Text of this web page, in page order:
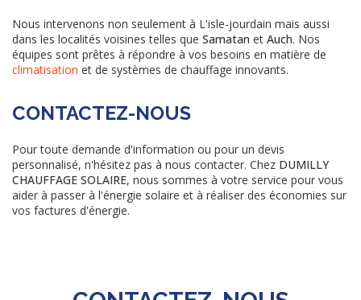
Nous intervenons non seulement à L'isle-jourdain mais aussi
dans les localités voisines telles que Samatan et Auch. Nos
équipes sont prêtes à répondre à vos besoins en matière de
climatisation et de systèmes de chauffage innovants.
CONTACTEZ-NOUS
Pour toute demande d'information ou pour un devis
personnalisé, n'hésitez pas à nous contacter. Chez DUMILLY
CHAUFFAGE SOLAIRE, nous sommes à votre service pour vous
aider à passer à l'énergie solaire et à réaliser des économies sur
vos factures d'énergie.